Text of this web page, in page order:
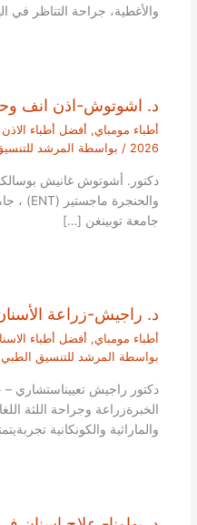
والأغطية، جراحة التناظر في
د. اشوتوش-اذن انف
أطباء مومباي, أفضل أطباء
2026 / بواسطة المرشد
دكتور. أشوتوش غانيش
جامعة توبينغن […]
د. راجيش-زراعة
أطباء مومباي, أفضل أطباء
بواسطة المرشد للتنسيق الطبي
الخبرةزراعة وجراحة اللثة
والماراثية والكونكانية